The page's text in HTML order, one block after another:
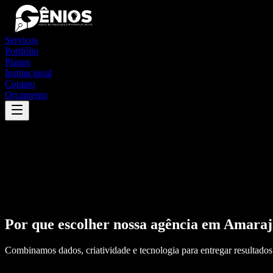
Serviços
Portfólio
Planos
Institucional
Contato
Orçamento
Por que escolher nossa agência em
Combinamos dados, criatividade e tecnologia para entregar